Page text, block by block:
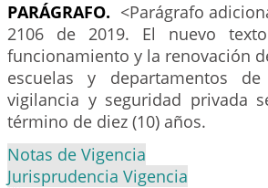
PARÁGRAFO. <Parágrafo
2106 de 2019. El nuevo
funcionamiento y la renovación
escuelas y departamentos
vigilancia y seguridad privada
término de diez (10) años.
Notas de Vigencia
Jurisprudencia Vigencia